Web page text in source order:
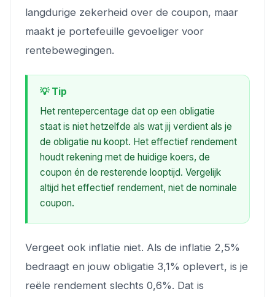
langdurige zekerheid over de coupon, maar
maakt je portefeuille gevoeliger voor
rentebewegingen.
💡 Tip
Het rentepercentage dat op een obligatie
staat is niet hetzelfde als wat jij verdient als je
de obligatie nu koopt. Het effectief rendement
houdt rekening met de huidige koers, de
coupon én de resterende looptijd. Vergelijk
altijd het effectief rendement, niet de nominale
coupon.
Vergeet ook inflatie niet. Als de inflatie 2,5%
bedraagt en jouw obligatie 3,1% oplevert, is je
reële rendement slechts 0,6%. Dat is